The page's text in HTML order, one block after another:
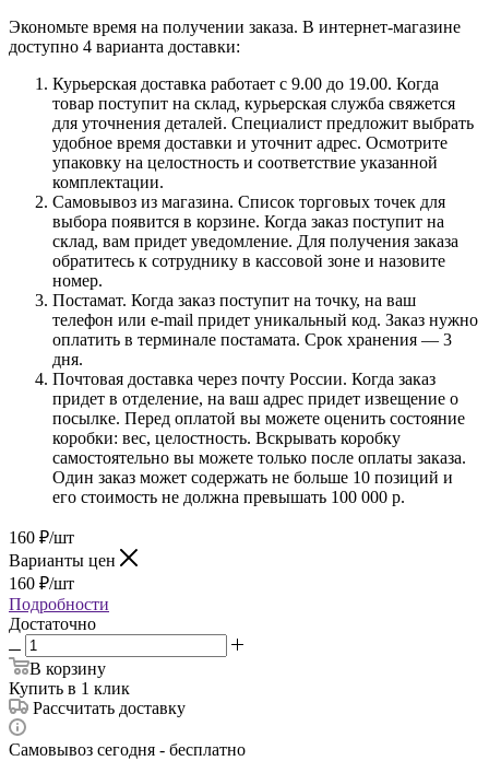
Экономьте время на получении заказа. В интернет-магазине
доступно 4 варианта доставки:
Курьерская доставка работает с 9.00 до 19.00. Когда
товар поступит на склад, курьерская служба свяжется
для уточнения деталей. Специалист предложит выбрать
удобное время доставки и уточнит адрес. Осмотрите
упаковку на целостность и соответствие указанной
комплектации.
Самовывоз из магазина. Список торговых точек для
выбора появится в корзине. Когда заказ поступит на
склад, вам придет уведомление. Для получения заказа
обратитесь к сотруднику в кассовой зоне и назовите
номер.
Постамат. Когда заказ поступит на точку, на ваш
телефон или e-mail придет уникальный код. Заказ нужно
оплатить в терминале постамата. Срок хранения — 3
дня.
Почтовая доставка через почту России. Когда заказ
придет в отделение, на ваш адрес придет извещение о
посылке. Перед оплатой вы можете оценить состояние
коробки: вес, целостность. Вскрывать коробку
самостоятельно вы можете только после оплаты заказа.
Один заказ может содержать не больше 10 позиций и
его стоимость не должна превышать 100 000 р.
160 ₽/шт
Варианты цен
160 ₽/шт
Подробности
Достаточно
В корзину
Купить в 1 клик
Рассчитать доставку
Самовывоз сегодня - бесплатно